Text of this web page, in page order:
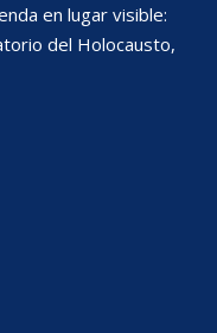
en lugar visible:
del Holocausto,